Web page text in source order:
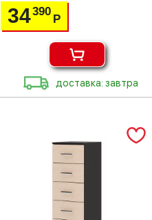
34390
Р
доставка: завтра